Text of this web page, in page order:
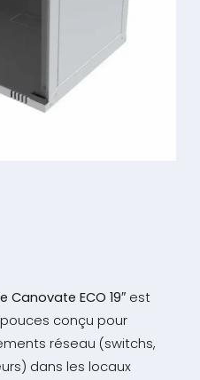
ECO 19″ est
conçu pour
réseau (switchs,
dans les locaux